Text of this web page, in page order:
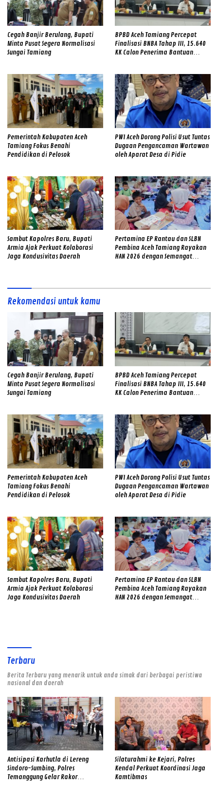
Cegah Banjir Berulang, Bupati
Minta Pusat Segera Normalisasi
Sungai Tamiang
BPBD Aceh Tamiang Percepat
Finalisasi BNBA Tahap III, 15.640
KK Calon Penerima Bantuan
Pemerintah Kabupaten Aceh
Tamiang Fokus Benahi
Pendidikan di Pelosok
PWI Aceh Dorong Polisi Usut Tuntas
Dugaan Pengancaman Wartawan
oleh Aparat Desa di Pidie
Sambut Kapolres Baru, Bupati
Armia Ajak Perkuat Kolaborasi
Jaga Kondusivitas Daerah
Pertamina EP Rantau dan SLBN
Pembina Aceh Tamiang Rayakan
HAN 2026 dengan Semangat
Rekomendasi untuk kamu
Cegah Banjir Berulang, Bupati
Minta Pusat Segera Normalisasi
Sungai Tamiang
BPBD Aceh Tamiang Percepat
Finalisasi BNBA Tahap III, 15.640
KK Calon Penerima Bantuan
Pemerintah Kabupaten Aceh
Tamiang Fokus Benahi
Pendidikan di Pelosok
PWI Aceh Dorong Polisi Usut Tuntas
Dugaan Pengancaman Wartawan
oleh Aparat Desa di Pidie
Sambut Kapolres Baru, Bupati
Armia Ajak Perkuat Kolaborasi
Jaga Kondusivitas Daerah
Pertamina EP Rantau dan SLBN
Pembina Aceh Tamiang Rayakan
HAN 2026 dengan Semangat
Terbaru
Berita Terbaru yang menarik untuk anda simak dari berbagai peristiwa
nasional dan daerah
Antisipasi Karhutla di Lereng
Sindoro-Sumbing, Polres
Temanggung Gelar Rakor
Silaturahmi ke Kejari, Polres
Kendal Perkuat Koordinasi Jaga
Kamtibmas